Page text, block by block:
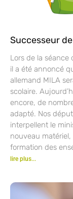
Successeur
Lors de la séance
il a été annoncé
allemand MILA
scolaire.
encore, de
adapté. Nos
interpellent le
nouveau
formation des
lire plus...